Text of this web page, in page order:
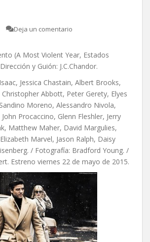
Deja un comentario
(A Most Violent Year, Estados
y Guión: J.C.Chandor.
Jessica Chastain, Albert Brooks,
Abbott, Peter Gerety, Elyes
Moreno, Alessandro Nivola,
Procaccino, Glenn Fleshler, Jerry
Matthew Maher, David Margulies,
Marvel, Jason Ralph, Daisy
/ Fotografía: Bradford Young. /
Estreno viernes 22 de mayo de 2015.